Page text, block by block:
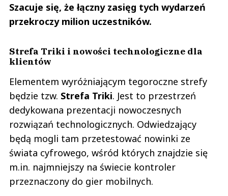
Szacuje się, że łączny zasięg tych wydarzeń
przekroczy milion uczestników.
Strefa Triki i nowości technologiczne dla
klientów
Elementem wyróżniającym tegoroczne strefy
będzie tzw. Strefa Triki. Jest to przestrzeń
dedykowana prezentacji nowoczesnych
rozwiązań technologicznych. Odwiedzający
będą mogli tam przetestować nowinki ze
świata cyfrowego, wśród których znajdzie się
m.in. najmniejszy na świecie kontroler
przeznaczony do gier mobilnych.